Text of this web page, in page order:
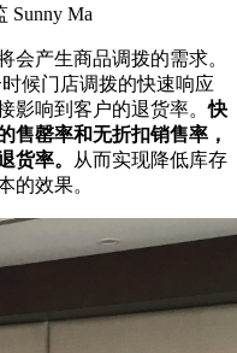
Sunny Ma
会产生商品调拨的需求。
候门店调拨的快速响应
影响到客户的退货率。快
售罄率和无折扣销售率，
货率。
从而实现降低库存
的效果。